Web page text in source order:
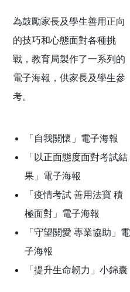
為鼓勵家長及學生善用正向
的技巧和心態面對各種挑
戰，教育局製作了一系列的
電子海報，供家長及學生參
考。
「自我關懷」電子海報
「以正面態度面對考試結
果」電子海報
「疫情考試 善用法寶 積
極面對」電子海報
「守望關愛 專業協助」電
子海報
「提升生命韌力」小錦囊